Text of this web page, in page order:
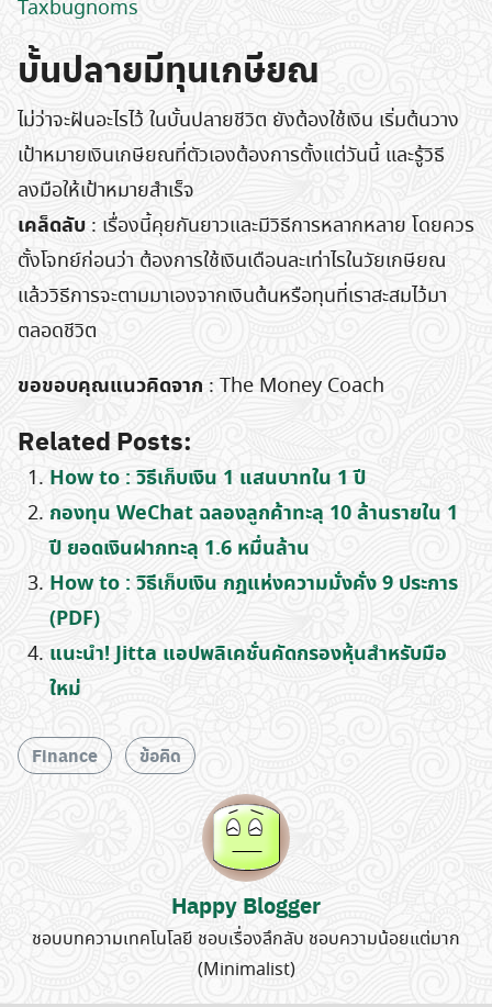
Search
Taxbugnoms
บั้นปลายมีทุนเกษียณ
ไม่ว่าจะฝันอะไรไว้ ในบั้นปลายชีวิต ยังต้องใช้เงิน เริ่มต้นวาง
เป้าหมายเงินเกษียณที่ตัวเองต้องการตั้งแต่วันนี้ และรู้วิธี
ลงมือให้เป้าหมายสําเร็จ
เคล็ดลับ : เรื่องนี้คุยกันยาวและมีวิธีการหลากหลาย โดยควร
ตั้งโจทย์ก่อนว่า ต้องการใช้เงินเดือนละเท่าไรในวัยเกษียณ
แล้ววิธีการจะตามมาเองจากเงินต้นหรือทุนที่เราสะสมไว้มา
ตลอดชีวิต
ขอขอบคุณแนวคิดจาก : The Money Coach
Related Posts:
How to : วิธีเก็บเงิน 1 แสนบาทใน 1 ปี
กองทุน WeChat ฉลองลูกค้าทะลุ 10 ล้านรายใน 1
ปี ยอดเงินฝากทะลุ 1.6 หมื่นล้าน
How to : วิธีเก็บเงิน กฎแห่งความมั่งคั่ง 9 ประการ
(PDF)
แนะนำ! Jitta แอปพลิเคชั่นคัดกรองหุ้นสำหรับมือ
ใหม่
Finance ข้อคิด
Happy Blogger
ชอบบทความเทคโนโลยี ชอบเรื่องลึกลับ ชอบความน้อยแต่มาก
(Minimalist)